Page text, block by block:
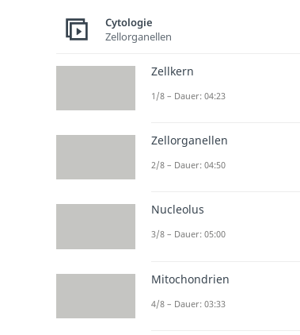
Cytologie
Zellorganellen
Zellkern
1/8 – Dauer: 04:23
Zellorganellen
2/8 – Dauer: 04:50
Nucleolus
3/8 – Dauer: 05:00
Mitochondrien
4/8 – Dauer: 03:33